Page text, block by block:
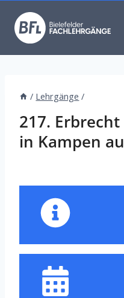
Inhalt
springen
/ Lehrgänge /
217.
in Kampen